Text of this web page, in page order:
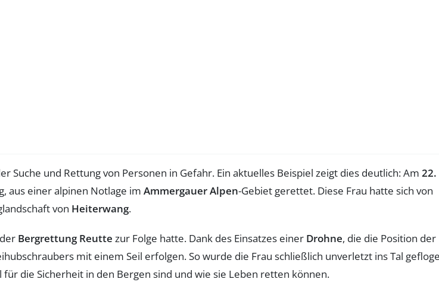
und Rettung von Personen in Gefahr. Ein aktuelles Beispiel zeigt dies deutlich: Am 22.
aus einer alpinen Notlage im Ammergauer Alpen-Gebiet gerettet. Diese Frau hatte sich von
von Heiterwang.
Bergrettung Reutte zur Folge hatte. Dank des Einsatzes einer Drohne, die die Position der
mit einem Seil erfolgen. So wurde die Frau schließlich unverletzt ins Tal
die Sicherheit in den Bergen sind und wie sie Leben retten können.